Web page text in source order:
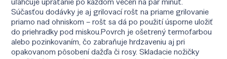
Súčasťou dodávky je aj grilovací rošt na priame grilovanie
priamo nad ohniskom – rošt sa dá po použití úsporne uložiť
do priehradky pod miskou.Povrch je ošetrený termofarbou
alebo pozinkovaním, čo zabraňuje hrdzaveniu aj pri
opakovanom pôsobení dažďa či rosy. Skladacie nožičky